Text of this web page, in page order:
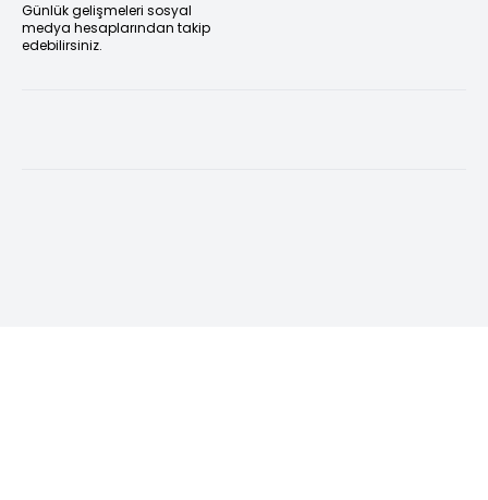
Günlük gelişmeleri sosyal
medya hesaplarından takip
edebilirsiniz.